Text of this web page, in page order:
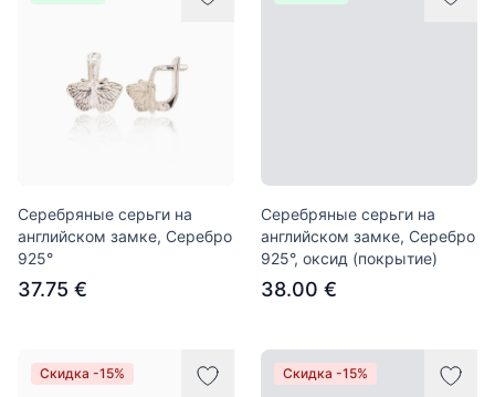
Серебряные серьги на
английском замке, Серебро
925°
37.75 €
Серебряные серьги на
английском замке, Серебро
925°, оксид (покрытие)
38.00 €
Скидка -15% Скидка -15%